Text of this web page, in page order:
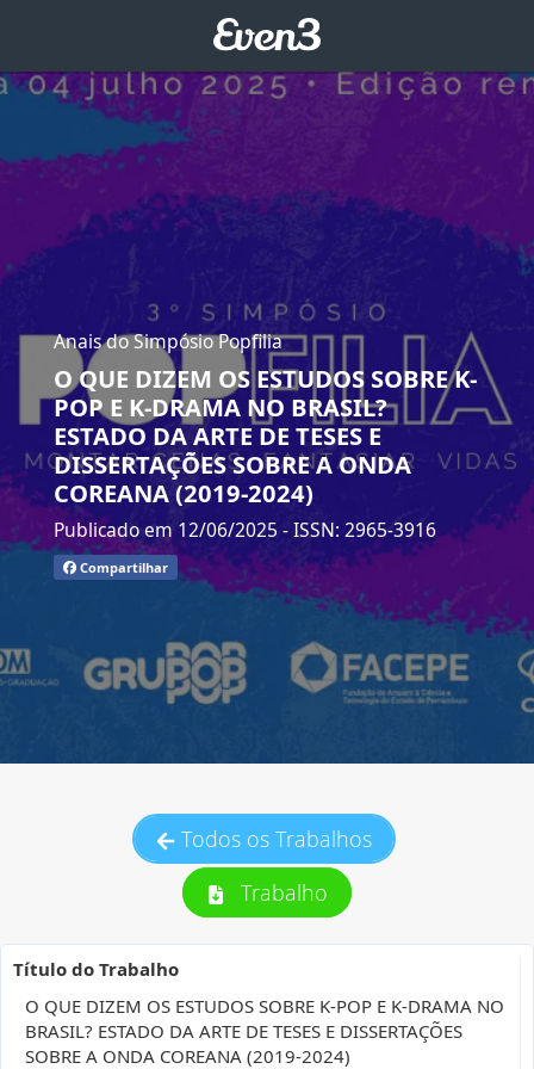
Anais do Simpósio Popfilia
O QUE DIZEM OS ESTUDOS SOBRE K-
POP E K-DRAMA NO BRASIL?
ESTADO DA ARTE DE TESES E
DISSERTAÇÕES SOBRE A ONDA
COREANA (2019-2024)
Publicado em 12/06/2025 - ISSN: 2965-3916
Compartilhar
Todos os Trabalhos
Trabalho
Título do Trabalho
O QUE DIZEM OS ESTUDOS SOBRE K-POP E K-DRAMA NO
BRASIL? ESTADO DA ARTE DE TESES E DISSERTAÇÕES
SOBRE A ONDA COREANA (2019-2024)